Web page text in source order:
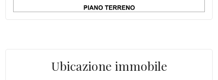
Ubicazione immobile